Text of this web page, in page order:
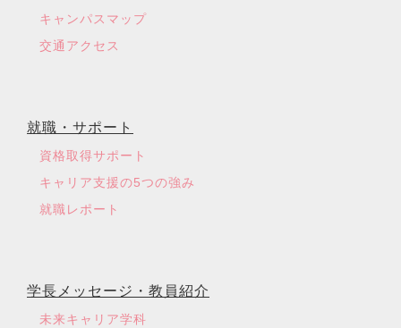
キャンパスマップ
交通アクセス
就職・サポート
資格取得サポート
キャリア支援の5つの強み
就職レポート
学長メッセージ・教員紹介
未来キャリア学科